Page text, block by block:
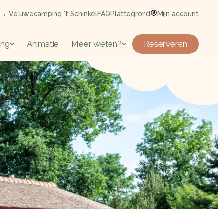
→ Veluwecamping 't SchinkelFAQPlattegrond Mijn account
Animatie Meer weten? Reserveren